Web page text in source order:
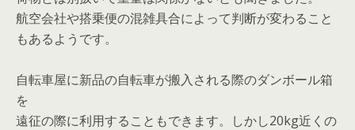
航空会社や搭乗便の混雑具合によって判断が変わること
もあるようです。
自転車屋に新品の自転車が搬入される際のダンボール箱
を
遠征の際に利用することもできます。しかし20kg近くの